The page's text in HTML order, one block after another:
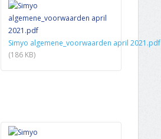
Simyo algemene_voorwaarden april 2021.pdf
(186 KB)